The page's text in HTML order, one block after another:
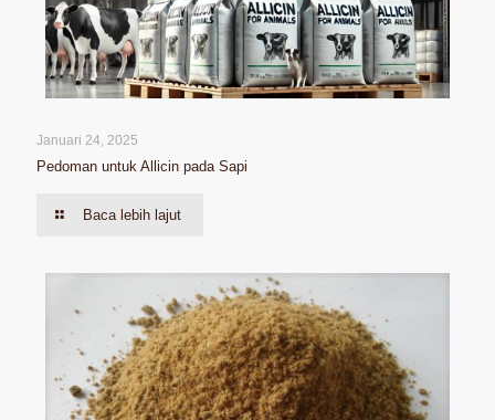
Januari 24, 2025
Pedoman untuk Allicin pada Sapi
Baca lebih lajut